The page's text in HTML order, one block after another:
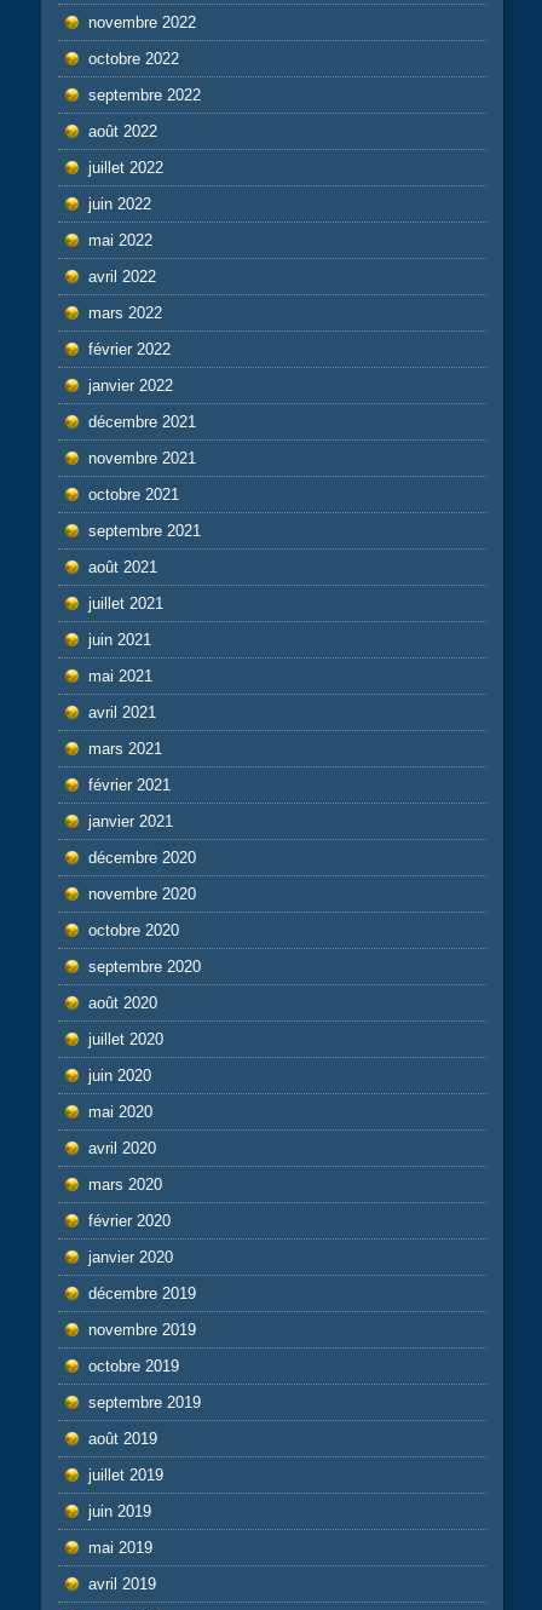
novembre 2022
octobre 2022
septembre 2022
août 2022
juillet 2022
juin 2022
mai 2022
avril 2022
mars 2022
février 2022
janvier 2022
décembre 2021
novembre 2021
octobre 2021
septembre 2021
août 2021
juillet 2021
juin 2021
mai 2021
avril 2021
mars 2021
février 2021
janvier 2021
décembre 2020
novembre 2020
octobre 2020
septembre 2020
août 2020
juillet 2020
juin 2020
mai 2020
avril 2020
mars 2020
février 2020
janvier 2020
décembre 2019
novembre 2019
octobre 2019
septembre 2019
août 2019
juillet 2019
juin 2019
mai 2019
avril 2019